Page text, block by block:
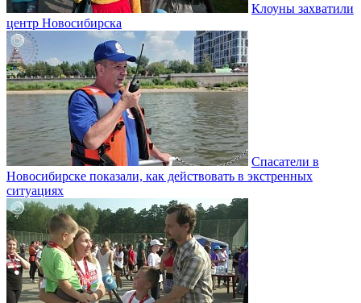
Клоуны захватили
центр Новосибирска
Спасатели в
Новосибирске показали, как действовать в экстренных
ситуациях